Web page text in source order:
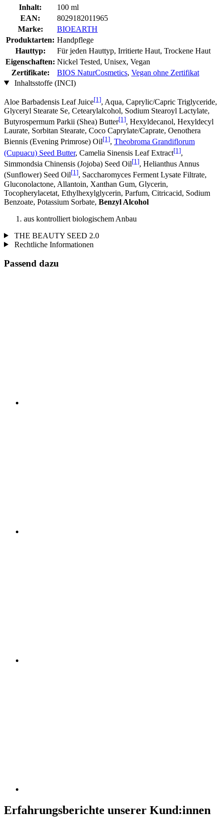
Inhalt:
100 ml
EAN:
8029182011965
Marke:
BIOEARTH
Produktarten: Handpflege
Hauttyp:
Für jeden Hauttyp, Irritierte Haut, Trockene Haut
Eigenschaften: Nickel Tested, Unisex, Vegan
Zertifikate:
BIOS NaturCosmetics, Vegan ohne Zertifikat
Inhaltsstoffe (INCI)
Aloe Barbadensis Leaf Juice[1], Aqua, Caprylic/Capric Triglyceride,
Glyceryl Stearate Se, Cetearylalcohol, Sodium Stearoyl Lactylate,
Butyrospermum Parkii (Shea) Butter[1], Hexyldecanol, Hexyldecyl
Laurate, Sorbitan Stearate, Coco Caprylate/Caprate, Oenothera
Biennis (Evening Primrose) Oil[1], Theobroma Grandiflorum
(Cupuacu) Seed Butter, Camelia Sinensis Leaf Extract[1],
Simmondsia Chinensis (Jojoba) Seed Oil[1], Helianthus Annus
(Sunflower) Seed Oil[1], Saccharomyces Ferment Lysate Filtrate,
Gluconolactone, Allantoin, Xanthan Gum, Glycerin,
Tocopherylacetat, Ethylhexylglycerin, Parfum, Citricacid, Sodium
Benzoate, Potassium Sorbate, Benzyl Alcohol
aus kontrolliert biologischem Anbau
THE BEAUTY SEED 2.0
Rechtliche Informationen
Passend dazu
Erfahrungsberichte unserer Kund:innen